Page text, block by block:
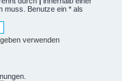
muss. Benutze ein * als
verwenden